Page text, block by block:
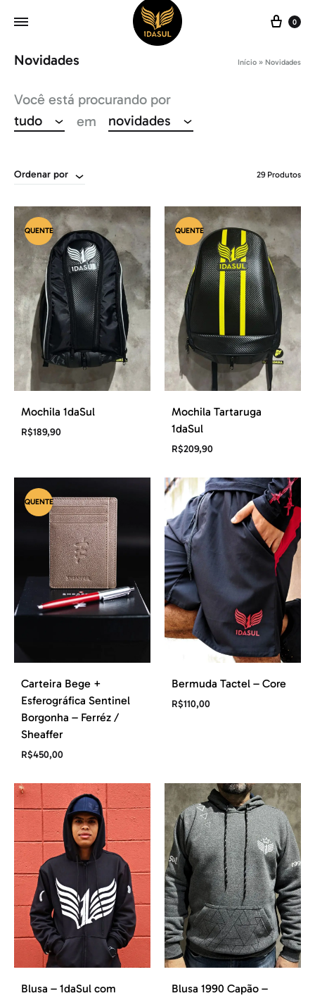
0
Novidades Início » Novidades
Você está procurando por
tudo
em novidades
Ordenar por 29 Produtos
QUENTE
Mochila 1daSul
R$189,90
QUENTE
Mochila Tartaruga
1daSul
R$209,90
QUENTE
Carteira Bege +
Esferográfica Sentinel
Borgonha – Ferréz /
Sheaffer
R$450,00
Bermuda Tactel – Core
R$110,00
Blusa – 1daSul com
Blusa 1990 Capão –